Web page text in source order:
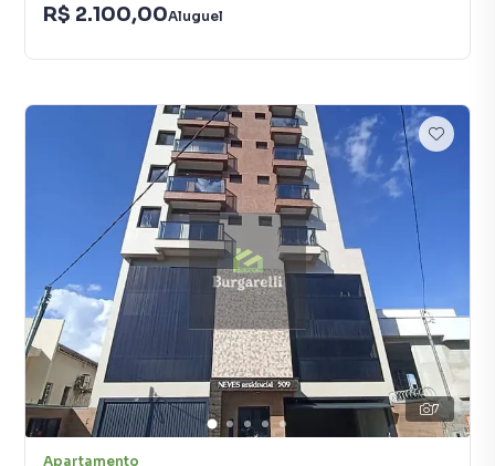
R$ 2.100,00Aluguel
7
Apartamento